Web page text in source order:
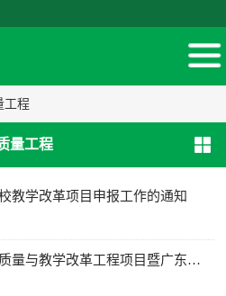
工程
量工程
教学改革项目申报工作的通知
关于做好2025年度校级教学质量与教学改革工程项目暨广东省本科高校教学质量与教学改革工程项目申报工作的通知